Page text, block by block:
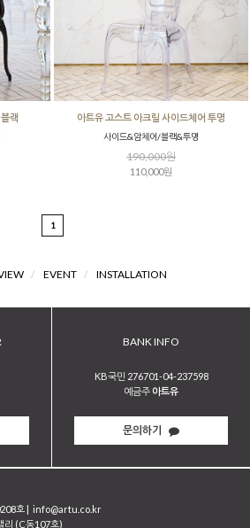
랙 아트유 고스트 아크릴 사이드체어 투명
사이드&암체어/블랙&투명
190,000원
110,000원
1
/ EVENT / INSTALLATION
BANK INFO
KB국민 276701-04-237598
예금주 아트유
문의하기
호 | info@artu.co.kr
리 (C동107호)